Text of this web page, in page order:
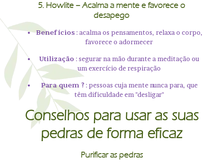
5. Howlite– Acalma a mente e favorece o
desapego
Benefícios: acalma os pensamentos, relaxa o corpo,
favorece o adormecer
Utilização : segurar na mão durante a meditação ou
um exercício de respiração
Para quem ?: pessoas cuja mente nunca para, que
têm dificuldade em "desligar"
Conselhos para usar as suas
pedras de forma eficaz
Purificar as pedras